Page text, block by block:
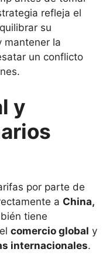
refleja el
su
mantener la
un conflicto
y
por parte de
a China,
tiene
comercio global y
internacionales.